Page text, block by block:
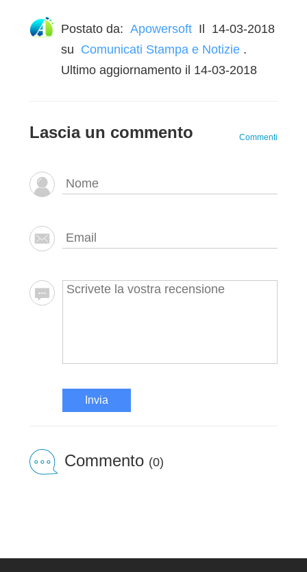
Postato da: Apowersoft Il 14-03-2018
su Comunicati Stampa e Notizie .
Ultimo aggiornamento il 14-03-2018
Lascia un commento Commenti
Invia
Commento (0)